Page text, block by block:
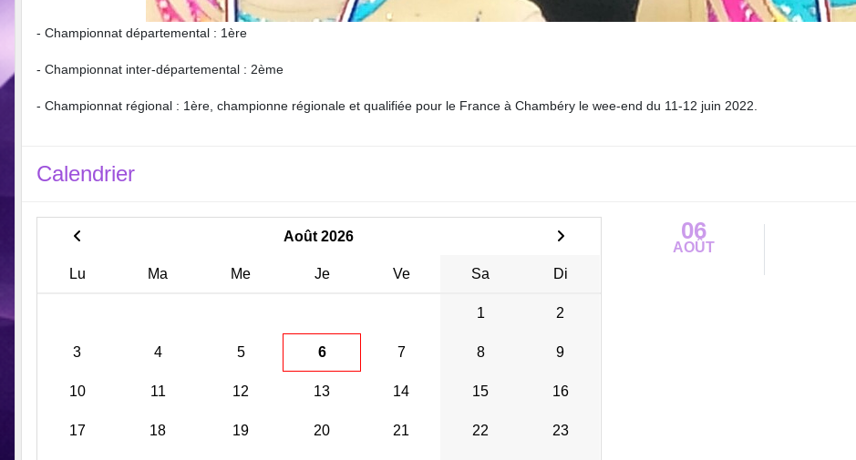
- Championnat départemental : 1ère
- Championnat inter-départemental : 2ème
- Championnat régional : 1ère, championne régionale et qualifiée pour le France à Chambéry le wee-end du 11-12 juin 2022.
Calendrier
Août 2026
Lu Ma Me Je Ve Sa Di
1 2
3 4 5 6 7 8 9
10 11 12 13 14 15 16
17 18 19 20 21 22 23
06
AOÛT